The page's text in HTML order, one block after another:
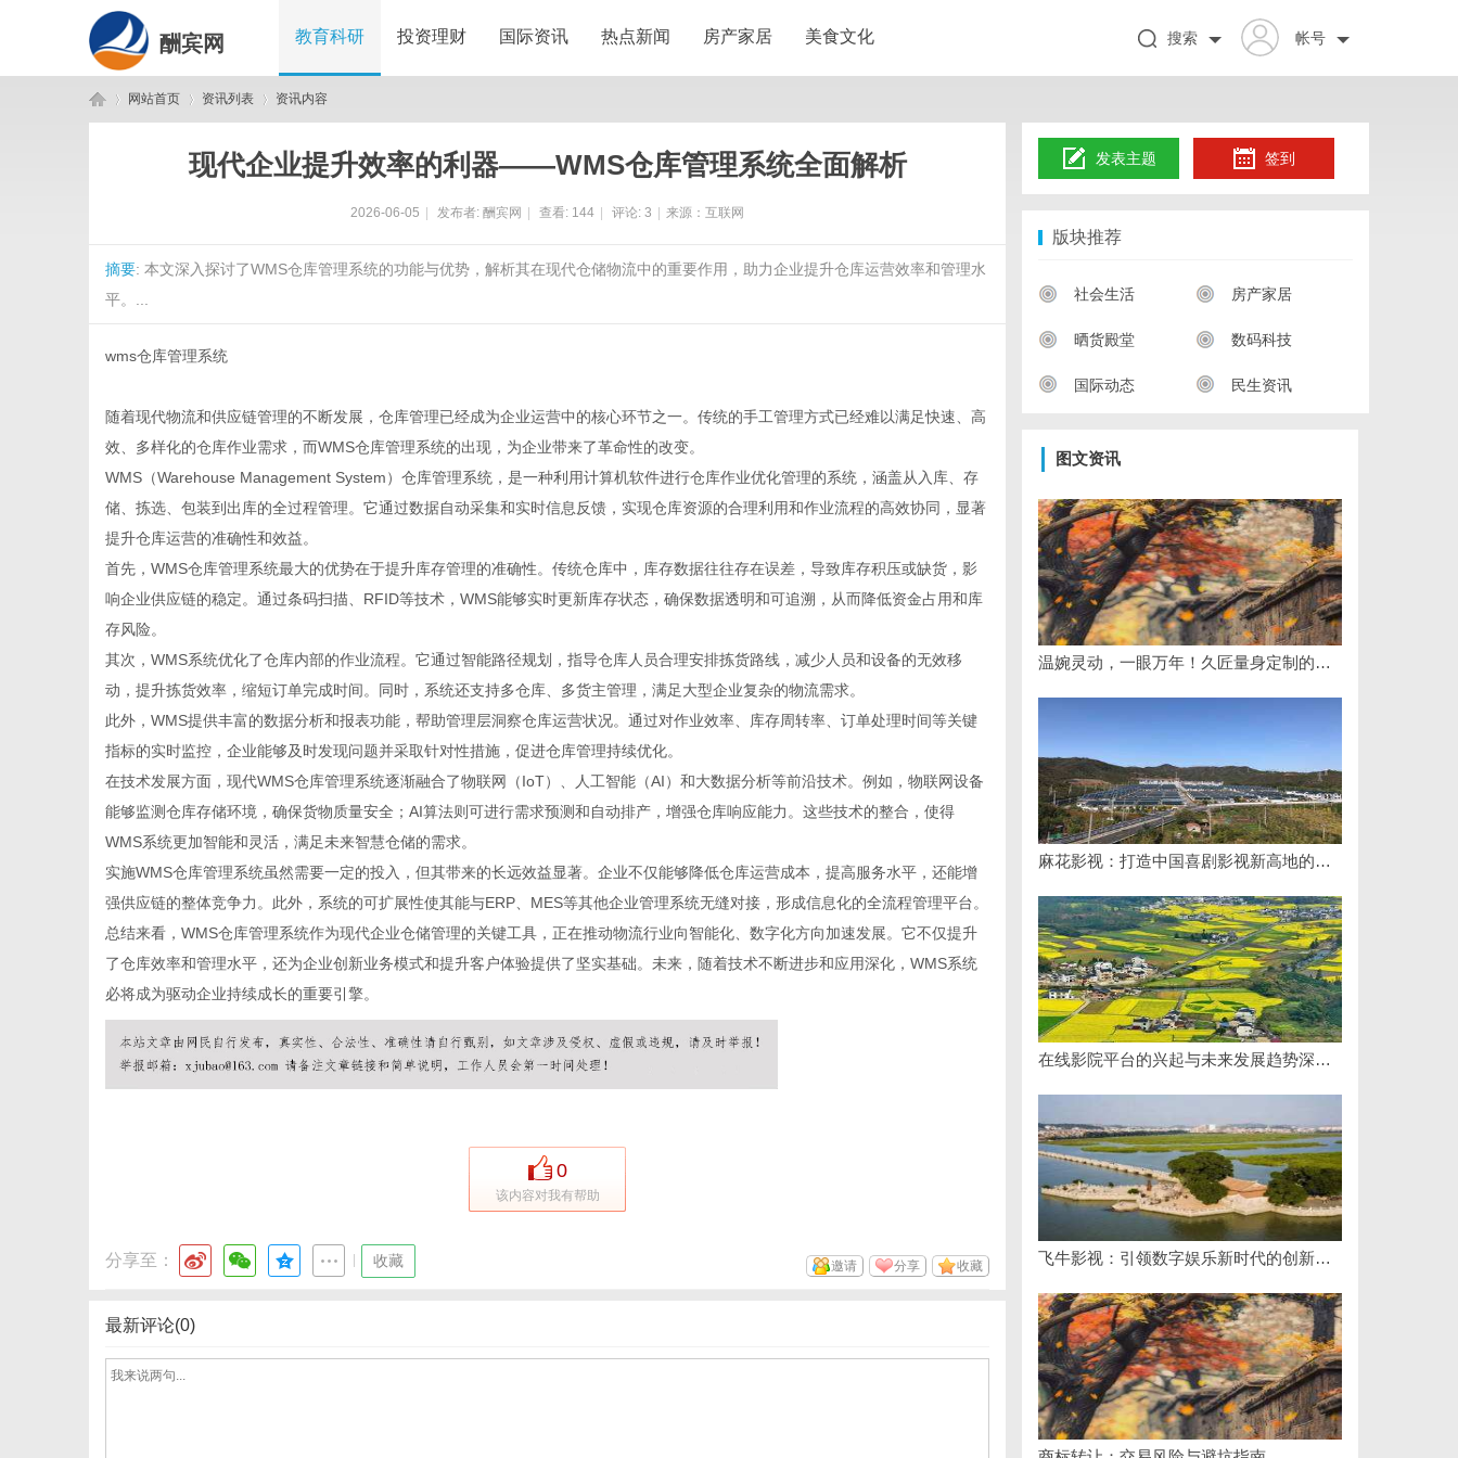
酬宾网 教育科研 投资理财 国际资讯 热点新闻 房产家居 美食文化 帐号
搜索
网站首页 资讯列表 资讯内容
现代企业提升效率的利器——WMS仓库管理系统全面解析
2026-06-05 发布者: 酬宾网 查看: 144 评论: 3 来源：互联网
摘要: 本文深入探讨了WMS仓库管理系统的功能与优势，解析其在现代仓储物流中的重要作用，助力企业提升仓库运营效率和管理水
平。...
wms仓库管理系统
随着现代物流和供应链管理的不断发展，仓库管理已经成为企业运营中的核心环节之一。传统的手工管理方式已经难以满足快速、高
效、多样化的仓库作业需求，而WMS仓库管理系统的出现，为企业带来了革命性的改变。
WMS（Warehouse Management System）仓库管理系统，是一种利用计算机软件进行仓库作业优化管理的系统，涵盖从入库、存
储、拣选、包装到出库的全过程管理。它通过数据自动采集和实时信息反馈，实现仓库资源的合理利用和作业流程的高效协同，显著
提升仓库运营的准确性和效益。
首先，WMS仓库管理系统最大的优势在于提升库存管理的准确性。传统仓库中，库存数据往往存在误差，导致库存积压或缺货，影
响企业供应链的稳定。通过条码扫描、RFID等技术，WMS能够实时更新库存状态，确保数据透明和可追溯，从而降低资金占用和库
存风险。
其次，WMS系统优化了仓库内部的作业流程。它通过智能路径规划，指导仓库人员合理安排拣货路线，减少人员和设备的无效移
动，提升拣货效率，缩短订单完成时间。同时，系统还支持多仓库、多货主管理，满足大型企业复杂的物流需求。
此外，WMS提供丰富的数据分析和报表功能，帮助管理层洞察仓库运营状况。通过对作业效率、库存周转率、订单处理时间等关键
指标的实时监控，企业能够及时发现问题并采取针对性措施，促进仓库管理持续优化。
在技术发展方面，现代WMS仓库管理系统逐渐融合了物联网（IoT）、人工智能（AI）和大数据分析等前沿技术。例如，物联网设备
能够监测仓库存储环境，确保货物质量安全；AI算法则可进行需求预测和自动排产，增强仓库响应能力。这些技术的整合，使得
WMS系统更加智能和灵活，满足未来智慧仓储的需求。
实施WMS仓库管理系统虽然需要一定的投入，但其带来的长远效益显著。企业不仅能够降低仓库运营成本，提高服务水平，还能增
强供应链的整体竞争力。此外，系统的可扩展性使其能与ERP、MES等其他企业管理系统无缝对接，形成信息化的全流程管理平台。
总结来看，WMS仓库管理系统作为现代企业仓储管理的关键工具，正在推动物流行业向智能化、数字化方向加速发展。它不仅提升
了仓库效率和管理水平，还为企业创新业务模式和提升客户体验提供了坚实基础。未来，随着技术不断进步和应用深化，WMS系统
必将成为驱动企业持续成长的重要引擎。
0
该内容对我有帮助
分享至： 收藏 收藏
分享
邀请
最新评论(0)
发表主题 签到
版块推荐
社会生活 房产家居
晒货殿堂 数码科技
国际动态 民生资讯
图文资讯
温婉灵动，一眼万年！久匠量身定制的眉眼唇，才是你整张脸的点睛之笔！淡颜系女生的气质加分项
麻花影视：打造中国喜剧影视新高地的创新典范
在线影院平台的兴起与未来发展趋势深度解析
飞牛影视：引领数字娱乐新时代的创新平台